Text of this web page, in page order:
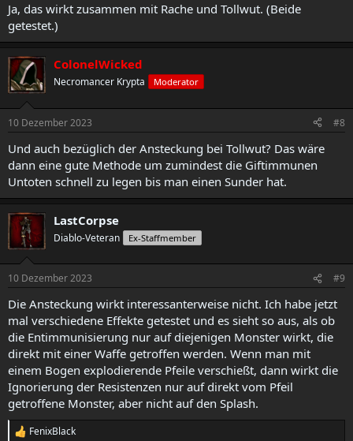
Ja, das wirkt zusammen mit Rache und Tollwut. (Beide
getestet.)
ColonelWicked
Necromancer Krypta Moderator
10 Dezember 2023 #8
Und auch bezüglich der Ansteckung bei Tollwut? Das wäre
dann eine gute Methode um zumindest die Giftimmunen
Untoten schnell zu legen bis man einen Sunder hat.
LastCorpse
Diablo-Veteran Ex-Staffmember
10 Dezember 2023 #9
Die Ansteckung wirkt interessanterweise nicht. Ich habe jetzt
mal verschiedene Effekte getestet und es sieht so aus, als ob
die Entimmunisierung nur auf diejenigen Monster wirkt, die
direkt mit einer Waffe getroffen werden. Wenn man mit
einem Bogen explodierende Pfeile verschießt, dann wirkt die
Ignorierung der Resistenzen nur auf direkt vom Pfeil
getroffene Monster, aber nicht auf den Splash.
R FenixBlack